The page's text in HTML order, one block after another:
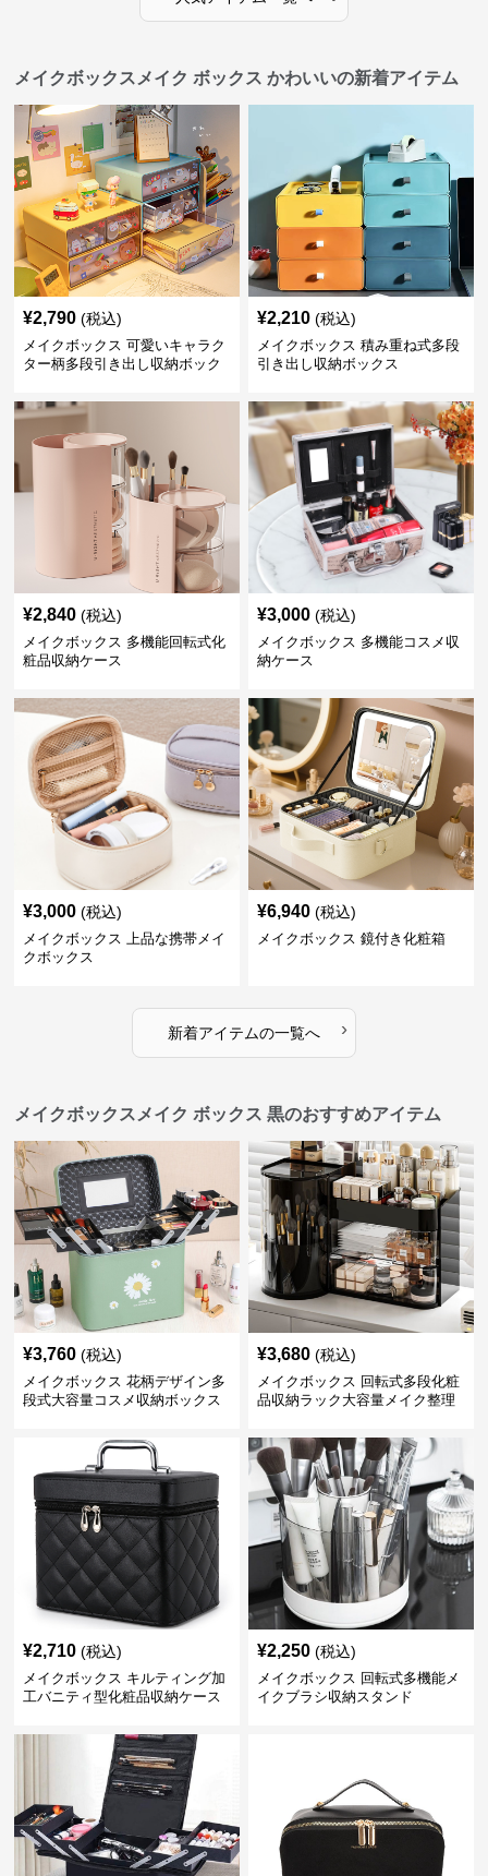
メイクボックスメイク ボックス かわいいの新着アイテム
¥2,790 (税込)
メイクボックス 可愛いキャラク
ター柄多段引き出し収納ボック
¥2,210 (税込)
メイクボックス 積み重ね式多段
引き出し収納ボックス
¥2,840 (税込)
メイクボックス 多機能回転式化
粧品収納ケース
¥3,000 (税込)
メイクボックス 多機能コスメ収
納ケース
¥3,000 (税込)
メイクボックス 上品な携帯メイ
クボックス
¥6,940 (税込)
メイクボックス 鏡付き化粧箱
新着アイテムの一覧へ ›
メイクボックスメイク ボックス 黒のおすすめアイテム
¥3,760 (税込)
メイクボックス 花柄デザイン多
段式大容量コスメ収納ボックス
¥3,680 (税込)
メイクボックス 回転式多段化粧
品収納ラック大容量メイク整理
¥2,710 (税込)
メイクボックス キルティング加
工バニティ型化粧品収納ケース
¥2,250 (税込)
メイクボックス 回転式多機能メ
イクブラシ収納スタンド